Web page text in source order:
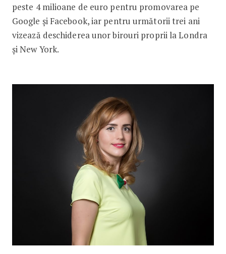
peste 4 milioane de euro pentru promovarea pe
Google și Facebook, iar pentru următorii trei ani
vizează deschiderea unor birouri proprii la Londra
și New York.